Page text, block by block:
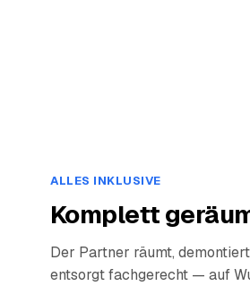
ALLES INKLUSIVE
Komplett
Der Partner räumt,
entsorgt fachgerecht — auf